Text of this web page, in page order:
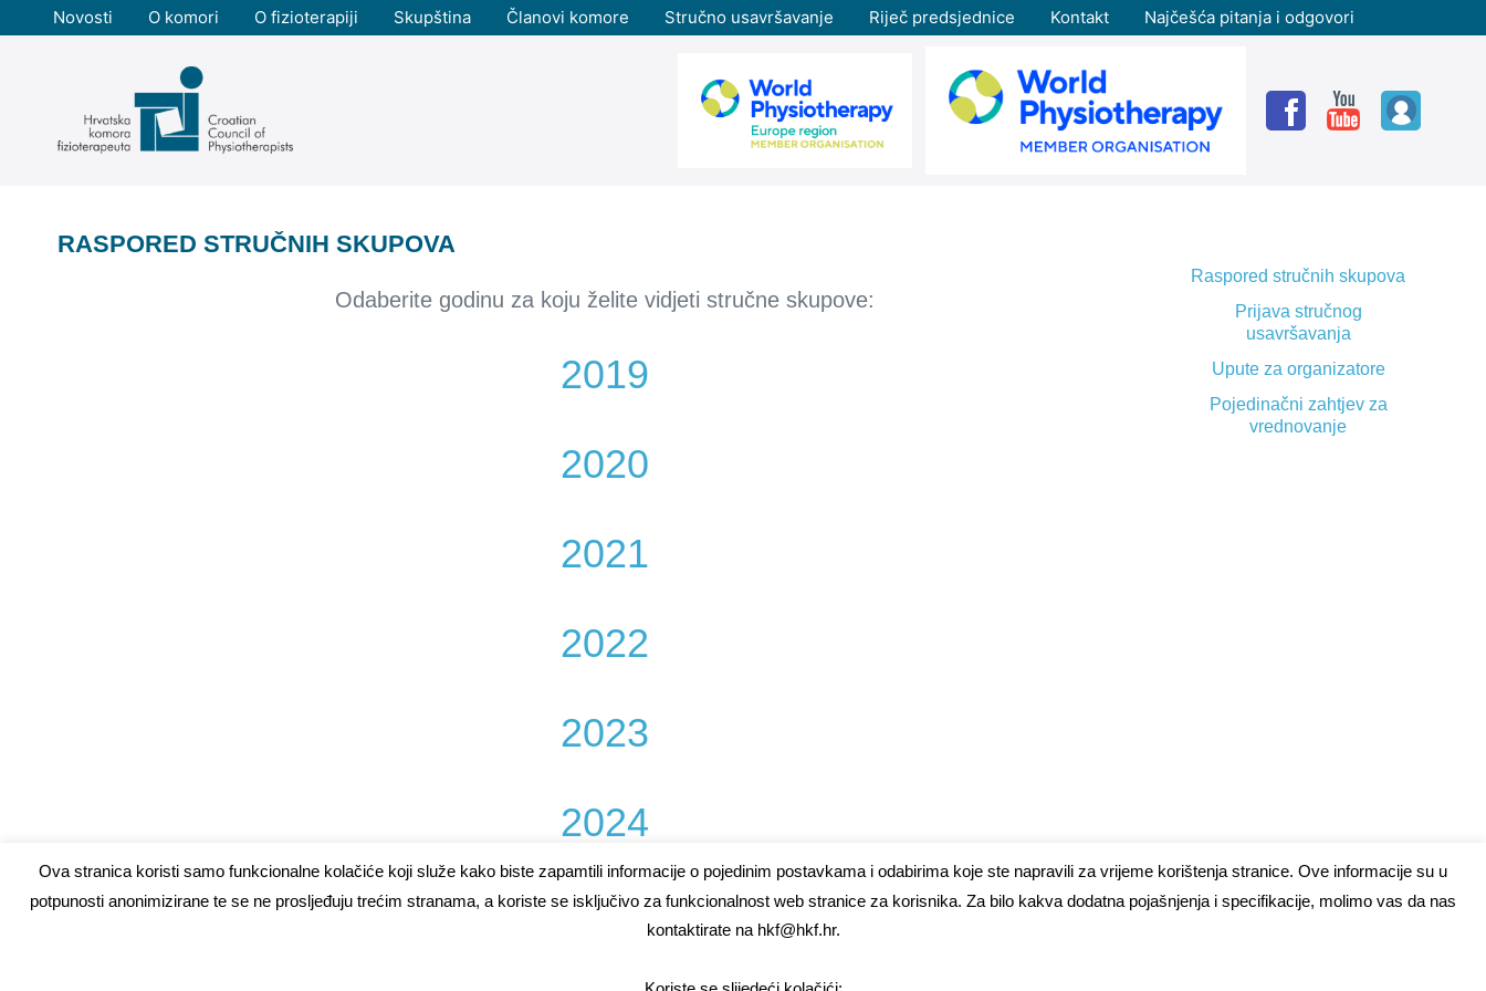
Novosti O komori O fizioterapiji Skupština Članovi komore Stručno usavršavanje Riječ predsjednice Kontakt Najčešća pitanja i odgovori
RASPORED STRUČNIH SKUPOVA
Odaberite godinu za koju želite vidjeti stručne skupove:
2019
2020
2021
2022
2023
2024
2025
Raspored stručnih skupova
Prijava stručnog
usavršavanja
Upute za organizatore
Pojedinačni zahtjev za
vrednovanje
Ova stranica koristi samo funkcionalne kolačiće koji služe kako biste zapamtili informacije o pojedinim postavkama i odabirima koje ste napravili za vrijeme korištenja stranice. Ove informacije su u
potpunosti anonimizirane te se ne prosljeđuju trećim stranama, a koriste se isključivo za funkcionalnost web stranice za korisnika. Za bilo kakva dodatna pojašnjenja i specifikacije, molimo vas da nas
kontaktirate na hkf@hkf.hr.